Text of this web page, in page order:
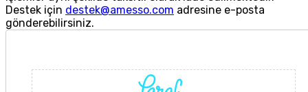
Destek için destek@amesso.com adresine e-posta
gönderebilirsiniz.